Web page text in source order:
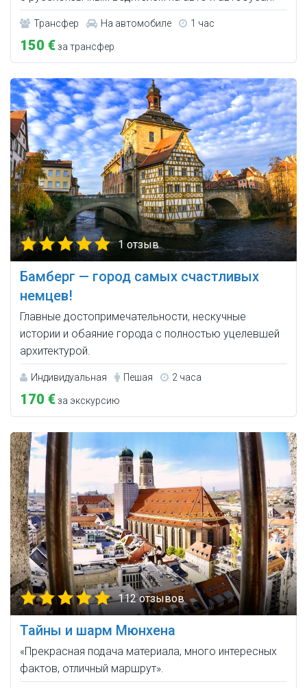
Трансфер На автомобиле 1 час
150 €за трансфер
1 отзыв
Бамберг — город самых счастливых
немцев!
Главные достопримечательности, нескучные
истории и обаяние города с полностью уцелевшей
архитектурой.
Индивидуальная Пешая 2 часа
170 €за экскурсию
112 отзывов
Тайны и шарм Мюнхена
«Прекрасная подача материала, много интересных
фактов, отличный маршрут».